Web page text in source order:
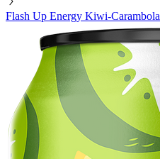
Flash Up Energy Kiwi-Carambola